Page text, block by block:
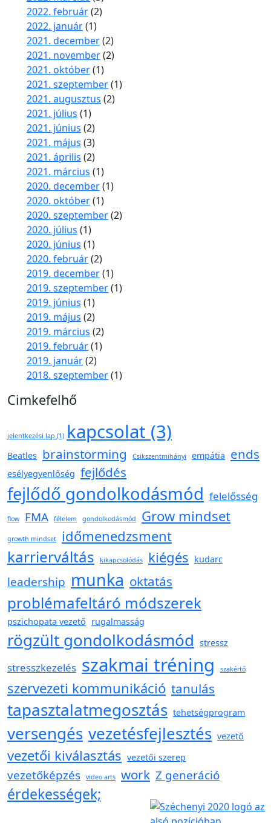
2022. február(2)
2022. január(1)
2021. december(2)
2021. november(2)
2021. október(1)
2021. szeptember(1)
2021. augusztus (2)
2021. július (1)
2021. június (2)
2021. május (3)
2021. április (2)
2021. március (1)
2020. december(1)
2020. október(1)
2020. szeptember(2)
2020. július (1)
2020. június (1)
2020. február(2)
2019. december(1)
2019. szeptember(1)
2019. június (1)
2019. május (2)
2019. március (2)
2019. február(1)
2019. január(2)
2018. szeptember(1)
Cimkefelhő
jelentkezési lap (1) kapcsolat (3)
Beatles brainstorming Csikszentmihányi empátia ends
esélyegyenlőség fejlődés
fejlődő gondolkodásmód felelősség
flow FMA félelem gondolkodásmód Grow mindset
growth mindset időmenedzsment
karrierváltás kikapcsolódás kiégés kudarc
leadership munka oktatás
problémafeltáró módszerek
pszichopata vezető rugalmasság
rögzült gondolkodásmód stressz
stresszkezelés szakmai tréning szakértő
szervezeti kommunikáció tanulás
tapasztalatmegosztás tehetségprogram
versengés vezetésfejlesztés vezető
vezetői kiválasztás vezetői szerep
vezetőképzés video arts work Z generáció
érdekességek;